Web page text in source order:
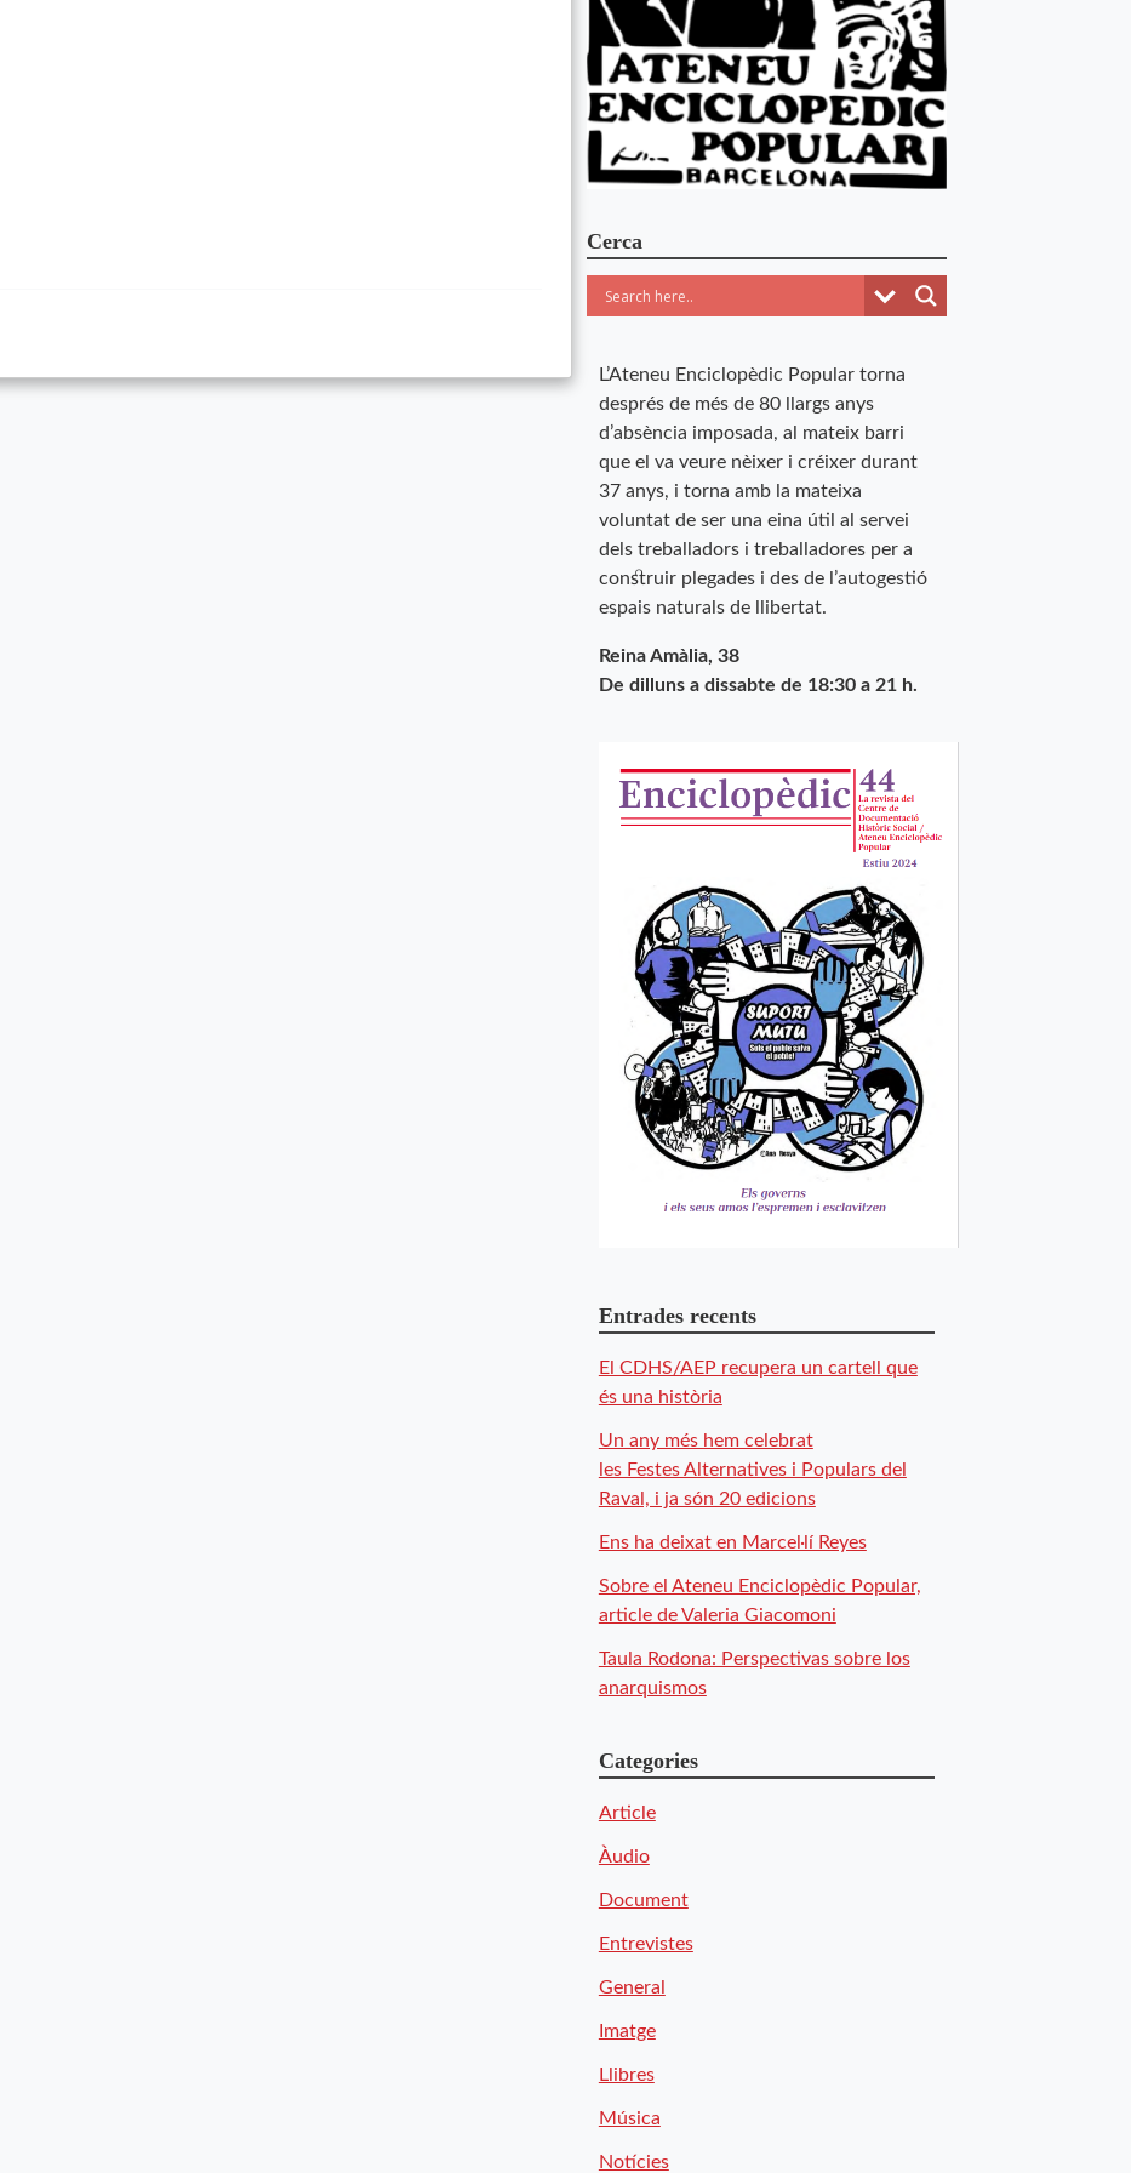
Cerca
L’Ateneu Enciclopèdic Popular torna
després de més de 80 llargs anys
d’absència imposada, al mateix barri
que el va veure nèixer i créixer durant
37 anys, i torna amb la mateixa
voluntat de ser una eina útil al servei
dels treballadors i treballadores per a
construir plegades i des de l’autogestió
espais naturals de llibertat.
Reina Amàlia, 38
De dilluns a dissabte de 18:30 a 21 h.
Entrades recents
El CDHS/AEP recupera un cartell que
és una història
Un any més hem celebrat
les Festes Alternatives i Populars del
Raval, i ja són 20 edicions
Ens ha deixat en Marcel·lí Reyes
Sobre el Ateneu Enciclopèdic Popular,
article de Valeria Giacomoni
Taula Rodona: Perspectivas sobre los
anarquismos
Categories
Article
Àudio
Document
Entrevistes
General
Imatge
Llibres
Música
Notícies